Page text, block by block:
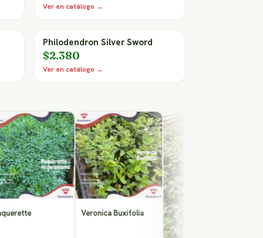
Ver en catálogo →
Philodendron Silver Sword
$2.380
Ver en catálogo →
Veronica Buxifolia